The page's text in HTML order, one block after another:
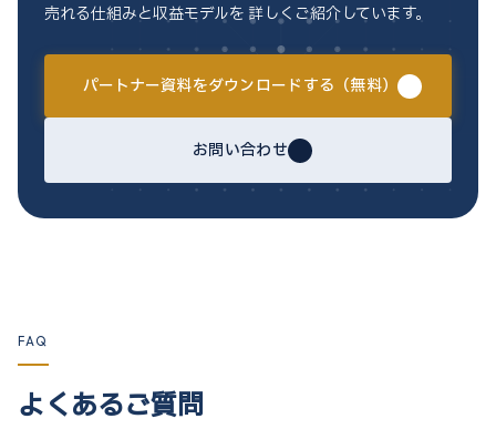
売れる仕組みと収益モデルを 詳しくご紹介しています。
パートナー資料をダウンロードする（無料）
お問い合わせ
FAQ
よくあるご質問